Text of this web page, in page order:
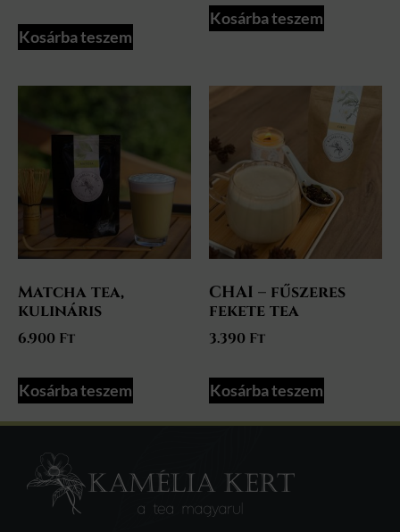
Kosárba teszem
Kosárba teszem
Matcha tea,
kulináris
6.900 Ft
Kosárba teszem
CHAI – fűszeres
fekete tea
3.390 Ft
Kosárba teszem